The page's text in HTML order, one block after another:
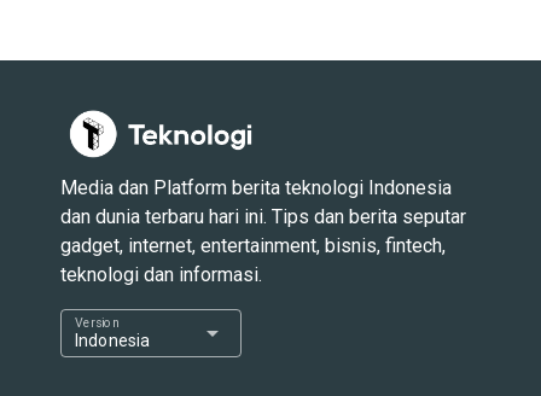
Media dan Platform berita teknologi Indonesia
dan dunia terbaru hari ini. Tips dan berita seputar
gadget, internet, entertainment, bisnis, fintech,
teknologi dan informasi.
Indonesia
Version arrow_drop_down